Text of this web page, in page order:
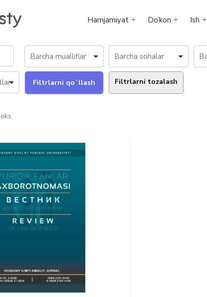
Hamjamiyat Do’kon Ish
Filtrlarni tozalash